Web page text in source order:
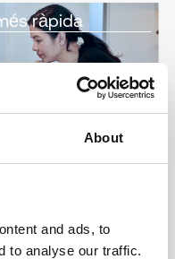
About
and ads, to
to analyse our traffic.
ràpida
per